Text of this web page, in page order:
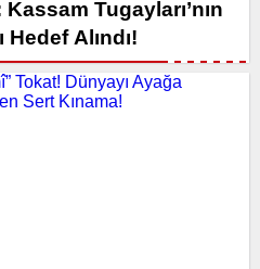
Tugayları’nın
Alındı!